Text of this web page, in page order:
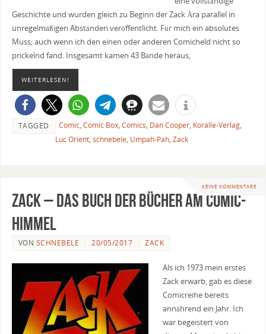
Geschichte und wurden gleich zu Beginn der Zack Ära parallel in
unregelmäßigen Abständen veröffentlicht. Für mich ein absolutes
Muss; auch wenn ich den einen oder anderen Comicheld nicht so
prickelnd fand. Insgesamt kamen 43 Bände heraus,
WEITERLESEN!
TAGGED Comic, Comic Box, Comics, Dan Cooper, Koralle-Verlag,
Luc Orient, schnebele, Umpah-Pah, Zack
KEINE KOMMENTARE
Zack – Das Buch der Bücher am Comic-
Himmel
VON SCHNEBELE 20/05/2017 ZACK
Als ich 1973 mein erstes
Zack erwarb, gab es diese
Comicreihe bereits
annährend ein Jahr. Ich
war begeistert von